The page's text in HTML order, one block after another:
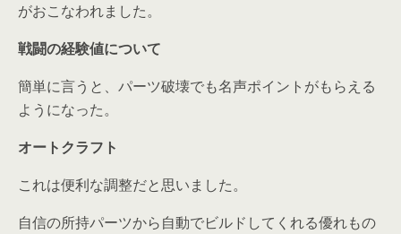
がおこなわれました。
戦闘の経験値について
簡単に言うと、パーツ破壊でも名声ポイントがもらえる
ようになった。
オートクラフト
これは便利な調整だと思いました。
自信の所持パーツから自動でビルドしてくれる優れもの